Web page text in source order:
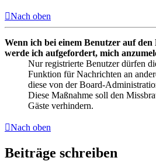
Nach oben
Wenn ich bei einem Benutzer auf
werde ich aufgefordert, mich
Nur registrierte Benutzer dürfen
Funktion für Nachrichten an
diese von der Board-
Diese Maßnahme soll den
Gäste verhindern.
Nach oben
Beiträge schreiben